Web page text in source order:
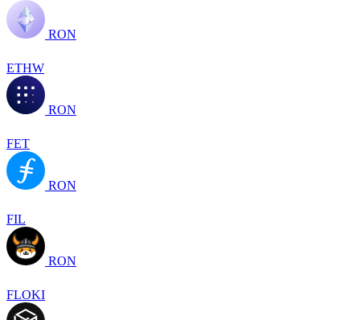
RON
ETHW
RON
FET
RON
FIL
RON
FLOKI